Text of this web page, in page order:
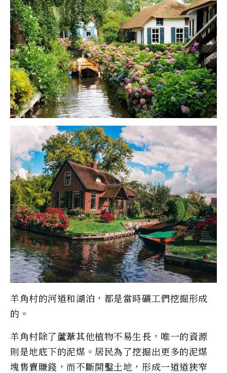
羊角村的河道和湖泊，都是當時礦工們挖掘形成
的。
羊角村除了蘆葦其他植物不易生長，唯一的資源
則是地底下的泥煤。居民為了挖掘出更多的泥煤
塊售賣賺錢，而不斷開鑿土地，形成一道道狹窄